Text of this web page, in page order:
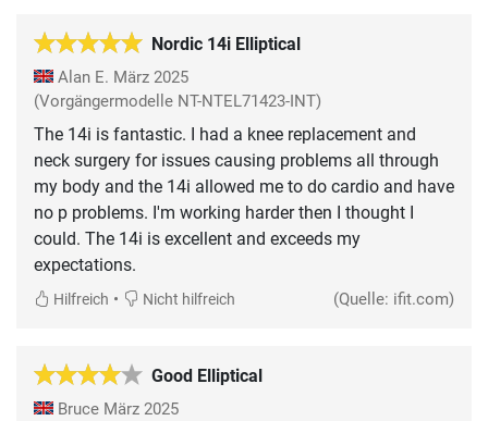
Nordic 14i Elliptical
Alan E. März 2025
(Vorgängermodelle NT-NTEL71423-INT)
The 14i is fantastic. I had a knee replacement and
neck surgery for issues causing problems all through
my body and the 14i allowed me to do cardio and have
no p problems. I'm working harder then I thought I
could. The 14i is excellent and exceeds my
expectations.
Hilfreich • Nicht hilfreich (Quelle: ifit.com)
Good Elliptical
Bruce März 2025